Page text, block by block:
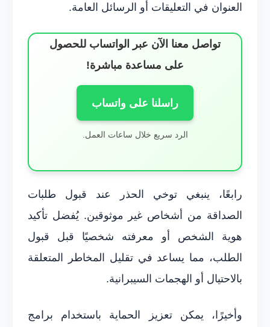
العنوان في التعليقات أو الرسائل العامة.
تواصل معنا الآن عبر الواتساب للحصول
على مساعدة مباشرة!
راسلنا على واتساب
الرد سريع خلال ساعات العمل.
رابعًا، ينبغي توخي الحذر عند قبول طلبات
الصداقة من أشخاص غير موثوقين. يُفضل تأكيد
هوية الشخص أو معرفته شخصيًا قبل قبول
الطلب، مما يساعد في تقليل المخاطر المتعلقة
بالاحتيال أو الهجمات السيبرانية.
وأخيرًا، يمكن تعزيز الحماية باستخدام برامج